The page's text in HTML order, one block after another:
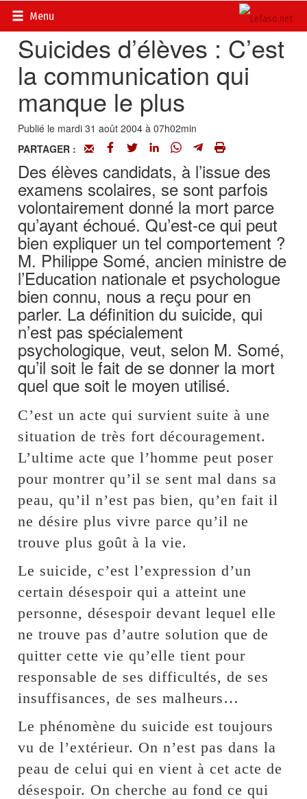
Menu
Accueil>
Suicides d’élèves : C’est
la communication qui
manque le plus
Publié le mardi 31 août 2004 à 07h02min
PARTAGER :
Des élèves candidats, à l’issue des
examens scolaires, se sont parfois
volontairement donné la mort parce
qu’ayant échoué. Qu’est-ce qui peut
bien expliquer un tel comportement ?
M. Philippe Somé, ancien ministre de
l’Education nationale et psychologue
bien connu, nous a reçu pour en
parler. La définition du suicide, qui
n’est pas spécialement
psychologique, veut, selon M. Somé,
qu’il soit le fait de se donner la mort
quel que soit le moyen utilisé.
C’est un acte qui survient suite à une
situation de très fort découragement.
L’ultime acte que l’homme peut poser
pour montrer qu’il se sent mal dans sa
peau, qu’il n’est pas bien, qu’en fait il
ne désire plus vivre parce qu’il ne
trouve plus goût à la vie.
Le suicide, c’est l’expression d’un
certain désespoir qui a atteint une
personne, désespoir devant lequel elle
ne trouve pas d’autre solution que de
quitter cette vie qu’elle tient pour
responsable de ses difficultés, de ses
insuffisances, de ses malheurs…
Le phénomène du suicide est toujours
vu de l’extérieur. On n’est pas dans la
peau de celui qui en vient à cet acte de
désespoir. On cherche au fond ce qui